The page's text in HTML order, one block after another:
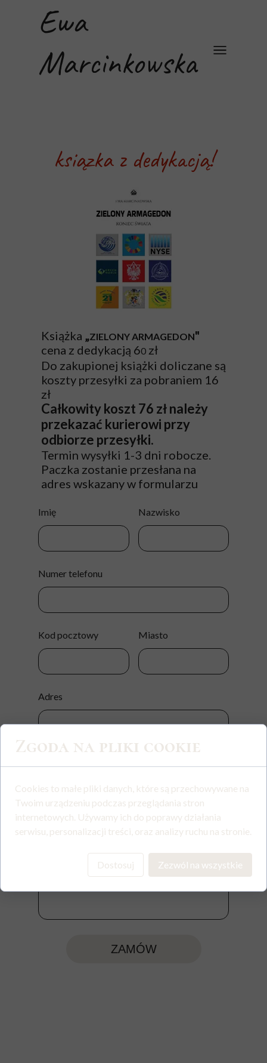
Ewa
Marcinkowska
Imię Nazwisko
Numer telefonu
Kod pocztowy Miasto
Adres
Treść wiadomości:
ZAMÓW
ksiązka z dedykacją!
Książka „ZIELONY ARMAGEDON"
cena z dedykacją 60 zł
Do zakupionej książki doliczane są
koszty przesyłki za pobraniem 16
zł
Całkowity koszt 76 zł należy
przekazać kurierowi przy
odbiorze przesyłki.
Termin wysyłki 1-3 dni robocze.
Paczka zostanie przesłana na
adres wskazany w formularzu
Zgoda na pliki cookie
Cookies to małe pliki danych, które są przechowywane na
Twoim urządzeniu podczas przeglądania stron
internetowych. Używamy ich do poprawy działania
serwisu, personalizacji treści, oraz analizy ruchu na stronie.
Dostosuj Zezwól na wszystkie